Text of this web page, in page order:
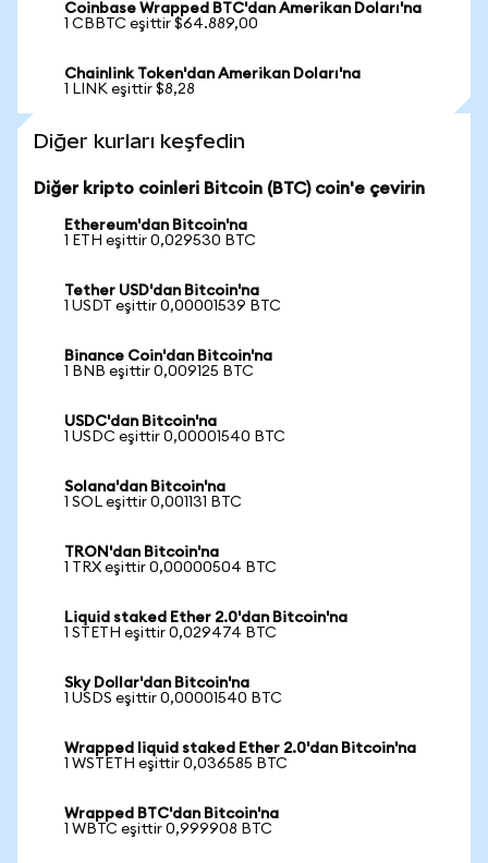
Coinbase Wrapped BTC'dan Amerikan Doları'na
1 CBBTC eşittir $64.889,00
Chainlink Token'dan Amerikan Doları'na
1 LINK eşittir $8,28
Diğer kurları keşfedin
Diğer kripto coinleri Bitcoin (BTC) coin'e çevirin
Ethereum'dan Bitcoin'na
1 ETH eşittir 0,029530 BTC
Tether USD'dan Bitcoin'na
1 USDT eşittir 0,00001539 BTC
Binance Coin'dan Bitcoin'na
1 BNB eşittir 0,009125 BTC
USDC'dan Bitcoin'na
1 USDC eşittir 0,00001540 BTC
Solana'dan Bitcoin'na
1 SOL eşittir 0,001131 BTC
TRON'dan Bitcoin'na
1 TRX eşittir 0,00000504 BTC
Liquid staked Ether 2.0'dan Bitcoin'na
1 STETH eşittir 0,029474 BTC
Sky Dollar'dan Bitcoin'na
1 USDS eşittir 0,00001540 BTC
Wrapped liquid staked Ether 2.0'dan Bitcoin'na
1 WSTETH eşittir 0,036585 BTC
Wrapped BTC'dan Bitcoin'na
1 WBTC eşittir 0,999908 BTC